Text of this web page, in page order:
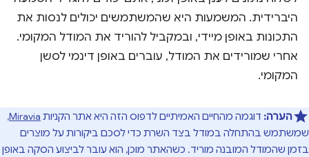
היברידית. המשמעות היא שהמשתמשים יכולים לנסות את
התכונות באופן מיידי, ובמקביל להוריד את המודל המקומי.
אחרי שמורידים את המודל, עוברים באופן דינמי לסשן
המקומי.
הערה: דוגמה מהחיים האמיתיים לדפוס הזה היא אתר הקניות Miravia
,
שמשתמש בהתחלה במודל בצד השרת כדי לסכם ביקורות על מוצרים
בזמן שהמודל המובנה מוריד. כשהאתר מוכן, הוא עובר לביצוע הסקה באופן